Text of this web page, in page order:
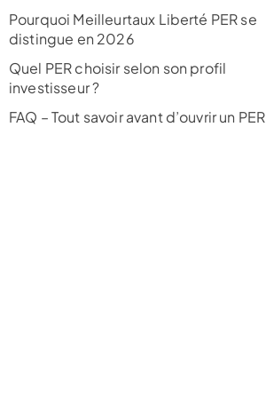
Pourquoi Meilleurtaux Liberté PER se
distingue en 2026
Quel PER choisir selon son profil
investisseur ?
FAQ – Tout savoir avant d’ouvrir un PER